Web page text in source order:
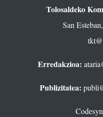
Tolosaldeko
San
Erredakzioa:
Publizitatea: